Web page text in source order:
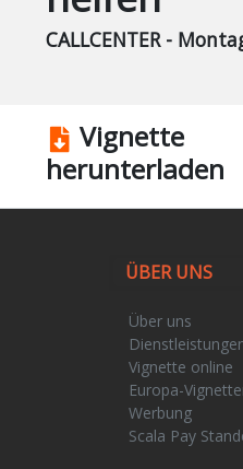
CALLCENTER -
Vignette
herunterladen
ÜBER UNS
Über uns
Vignette online
Europa-
Werbung
Scala Pay